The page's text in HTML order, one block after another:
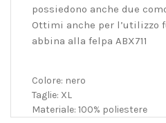
possiedono anche due
Ottimi anche per l’utilizzo
abbina alla felpa ABX711
Colore: nero
Taglie: XL
Materiale: 100% poliestere